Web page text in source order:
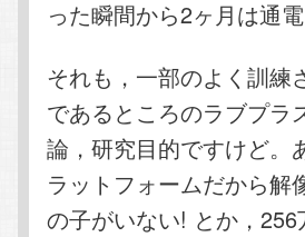
った瞬間から2ヶ月は通
それも，一部のよく訓練
であるところのラブプラ
論，研究目的ですけど。
ラットフォームだから解
の子がいない! とか，